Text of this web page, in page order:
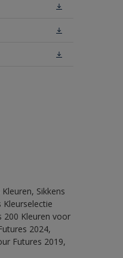
Sikkens
Kleurselectie
200 Kleuren voor
2024,
Futures 2019,